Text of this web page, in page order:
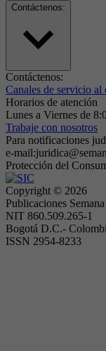
Contáctenos:
Contáctenos:
Canales de servicio al
Horarios de atención
Lunes a Viernes de
Trabaje con nosotros
Para notificaciones
e-
Protección del
Copyright © 2026
Publicaciones
NIT 860.509.265-1
Bogotá D.C.-
ISSN 2954-8233